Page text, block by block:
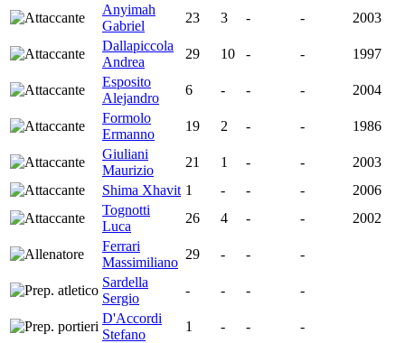
Anyimah
Gabriel
23 3 - -
2003
Dallapiccola
Andrea
29 10 - -
1997
Esposito
Alejandro
6 - - -
2004
Formolo
Ermanno
19 2 - -
1986
Giuliani
Maurizio
21 1 - -
2003
Shima Xhavit 1 - - -
2006
Tognotti
Luca
26 4 - -
2002
Ferrari
Massimiliano
29 - -
-
Sardella
Sergio
- - -
-
D'Accordi
Stefano
1 - -
-